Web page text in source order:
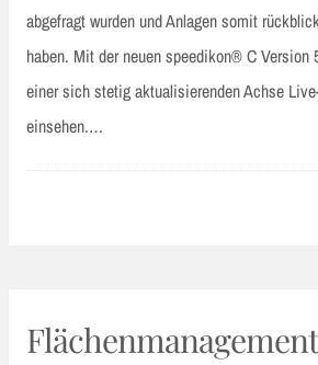
abgefragt wurden und Anlagen somit
haben. Mit der neuen speedikon® C Version
einer sich stetig aktualisierenden Achse
einsehen.…
Flächenmanagement